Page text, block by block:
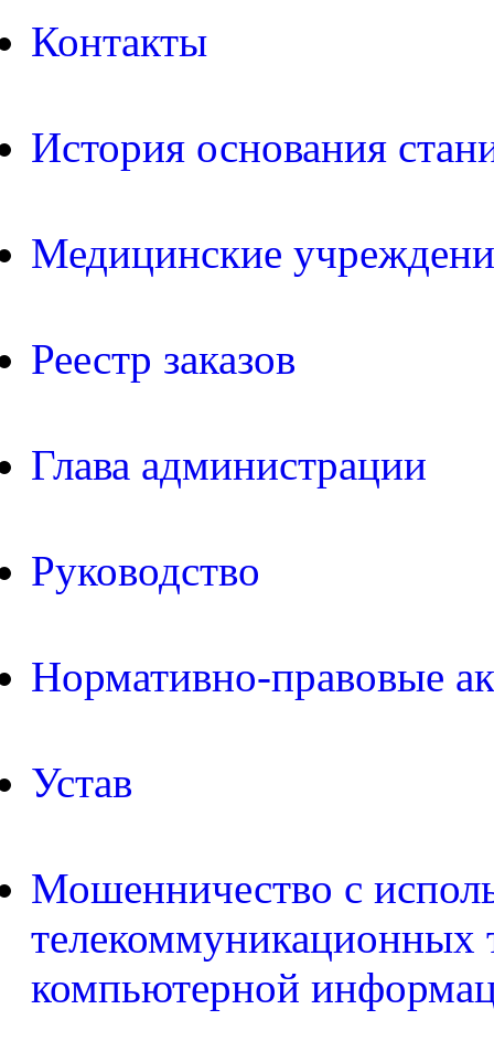
Контакты
История основания
Медицинские
Реестр заказов
Глава администрации
Руководство
Нормативно-правовые
Устав
Мошенничество с
телекоммуникационных
компьютерной